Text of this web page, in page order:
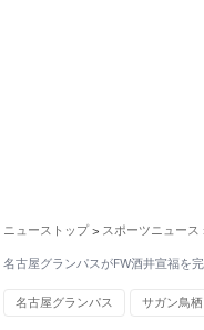
ニューストップ > スポーツニュース
名古屋グランパスがFW酒井宣福を
名古屋グランパス サガン鳥栖